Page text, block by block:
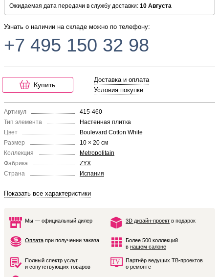
Ожидаемая дата передачи в службу доставки: 10 Августа
Узнать о наличии на складе можно по телефону:
+7 495 150 32 98
Купить
Доставка и оплата
Условия покупки
Артикул
415-460
Тип элемента
Настенная плитка
Цвет
Boulevard Cotton White
Размер
10 × 20 см
Коллекция
Metropolitain
Фабрика
ZYX
Страна
Испания
Показать все характеристики
Мы — официальный дилер 3D дизайн-проект в подарок
Оплата при получении заказа
Более 500 коллекций
в нашем салоне
Полный спектр услуг
и сопутствующих товаров
Партнёр ведущих ТВ-проектов
о ремонте